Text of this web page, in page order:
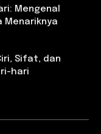
Mengenal
Menariknya
Sifat, dan
hari